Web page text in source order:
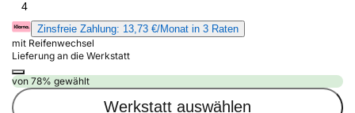
4
Zinsfreie Zahlung: 13,73 €/Monat in 3 Raten
mit Reifenwechsel
Lieferung an die Werkstatt
von 78% gewählt
Werkstatt auswählen